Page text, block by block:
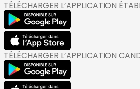
TÉLÉCHARGER L’APPLICATION
TÉLÉCHARGER L’APPLICATION